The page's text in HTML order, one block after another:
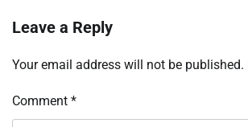
Leave a Reply
Your email address will not be published.
Comment *